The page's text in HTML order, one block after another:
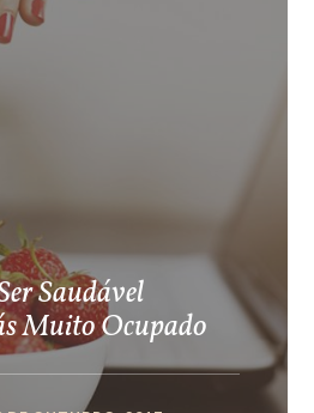
Saudável
Muito Ocupado